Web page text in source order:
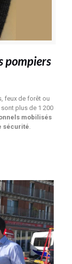
pompiers
feux de forêt ou
sont plus de 1 200
mobilisés
sécurité